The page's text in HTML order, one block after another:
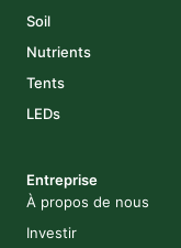
Soil
Nutrients
Tents
LEDs
Entreprise
À propos de nous
Investir